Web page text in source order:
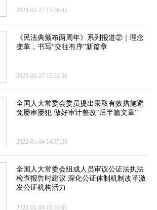
2023-02-27 15:36:45
《民法典颁布两周年》系列报道②｜理念
变革，书写“交往有序”新篇章
2023-02-27 15:32:56
全国人大常委会委员提出采取有效措施避
免屡审屡犯 做好审计整改“后半篇文章”
2022-01-04 14:35:59
全国人大常委会组成人员审议公证法执法
检查报告时建议 深化公证体制机制改革激
发公证机构活力
2022-01-04 10:34:01